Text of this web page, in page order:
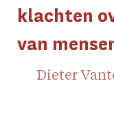
klachten
van
Dieter